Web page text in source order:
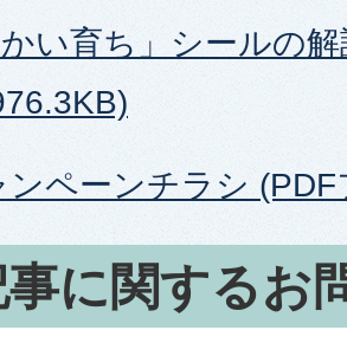
かい育ち」シールの
ンペーンチラシ
に関するお